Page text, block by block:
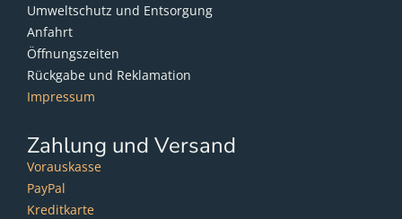
Umweltschutz und Entsorgung
Anfahrt
Öffnungszeiten
Rückgabe und Reklamation
Impressum
Zahlung und Versand
Vorauskasse
PayPal
Kreditkarte